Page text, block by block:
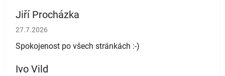
Jiří Procházka
Hodnocení obchodu je 5 z 5 hvězdiček.
27.7.2026
Spokojenost po všech stránkách :-)
Ivo Vild